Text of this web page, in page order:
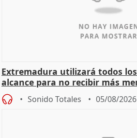
Extremadura utilizará todos
alcance para no recibir más
Sonido Totales 05/08/2026